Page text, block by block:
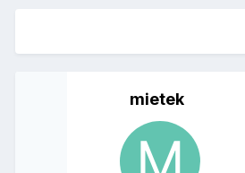
mietek